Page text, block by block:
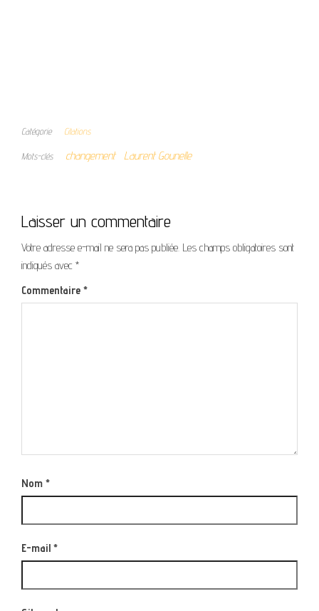
Catégorie Citations
Mots-clés changement Laurent Gounelle
Laisser un commentaire
Votre adresse e-mail ne sera pas publiée. Les champs obligatoires sont
indiqués avec *
Commentaire *
Nom *
E-mail *